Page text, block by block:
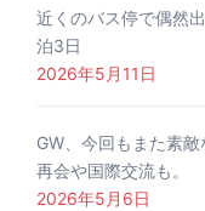
近くのバス停で偶然
泊3日
2026年5月11日
GW、今回もまた素
再会や国際交流も。
2026年5月6日